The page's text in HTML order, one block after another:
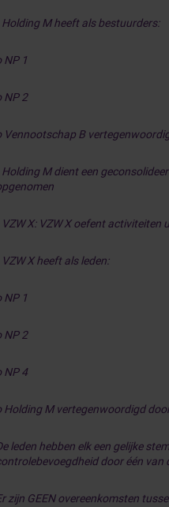
Holding M heeft als bestuurders:
NP 1
NP 2
Vennootschap B
Holding M dient een
VZW X: VZW X oefent
VZW X heeft als leden:
NP 1
NP 2
NP 4
Holding M vertegenwoordigd
leden hebben elk een gelijke
door één van
zijn GEEN overeenkomsten